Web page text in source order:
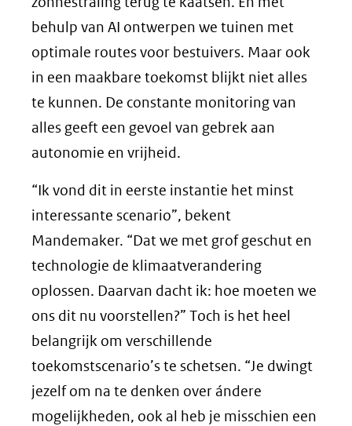
behulp van AI ontwerpen we tuinen met
optimale routes voor bestuivers. Maar ook
in een maakbare toekomst blijkt niet alles
te kunnen. De constante monitoring van
alles geeft een gevoel van gebrek aan
autonomie en vrijheid.
“Ik vond dit in eerste instantie het minst
interessante scenario”, bekent
Mandemaker. “Dat we met grof geschut en
technologie de klimaatverandering
oplossen. Daarvan dacht ik: hoe moeten we
ons dit nu voorstellen?” Toch is het heel
belangrijk om verschillende
toekomstscenario’s te schetsen. “Je dwingt
jezelf om na te denken over ándere
mogelijkheden, ook al heb je misschien een